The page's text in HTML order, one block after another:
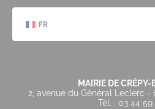
FR
MAIRIE DE
2, avenue du Général Leclerc
Tél. : 03 44 59